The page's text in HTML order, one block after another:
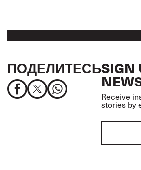
ПОДЕЛИТЕСЬSIGN
Receive
stories by